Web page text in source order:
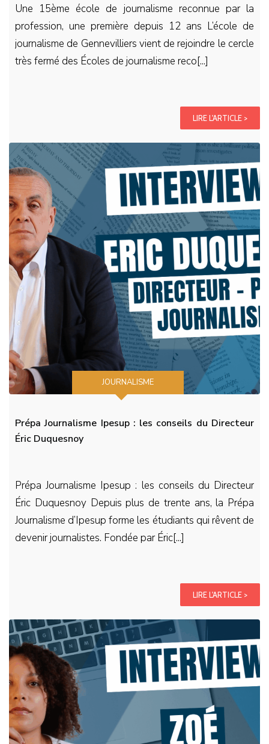
Une 15ème école de journalisme reconnue par la
profession, une première depuis 12 ans L’école de
journalisme de Gennevilliers vient de rejoindre le cercle
très fermé des Écoles de journalisme reco[...]
LIRE L'ARTICLE >
JOURNALISME
Prépa Journalisme Ipesup : les conseils du Directeur
Éric Duquesnoy
Prépa Journalisme Ipesup : les conseils du Directeur
Éric Duquesnoy Depuis plus de trente ans, la Prépa
Journalisme d’Ipesup forme les étudiants qui rêvent de
devenir journalistes. Fondée par Éric[...]
LIRE L'ARTICLE >